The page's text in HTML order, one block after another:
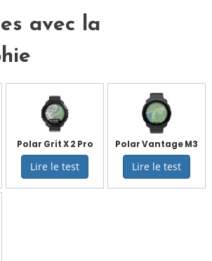
avec la
Polar Grit X 2 Pro
Lire le test
Polar Vantage M3
Lire le test